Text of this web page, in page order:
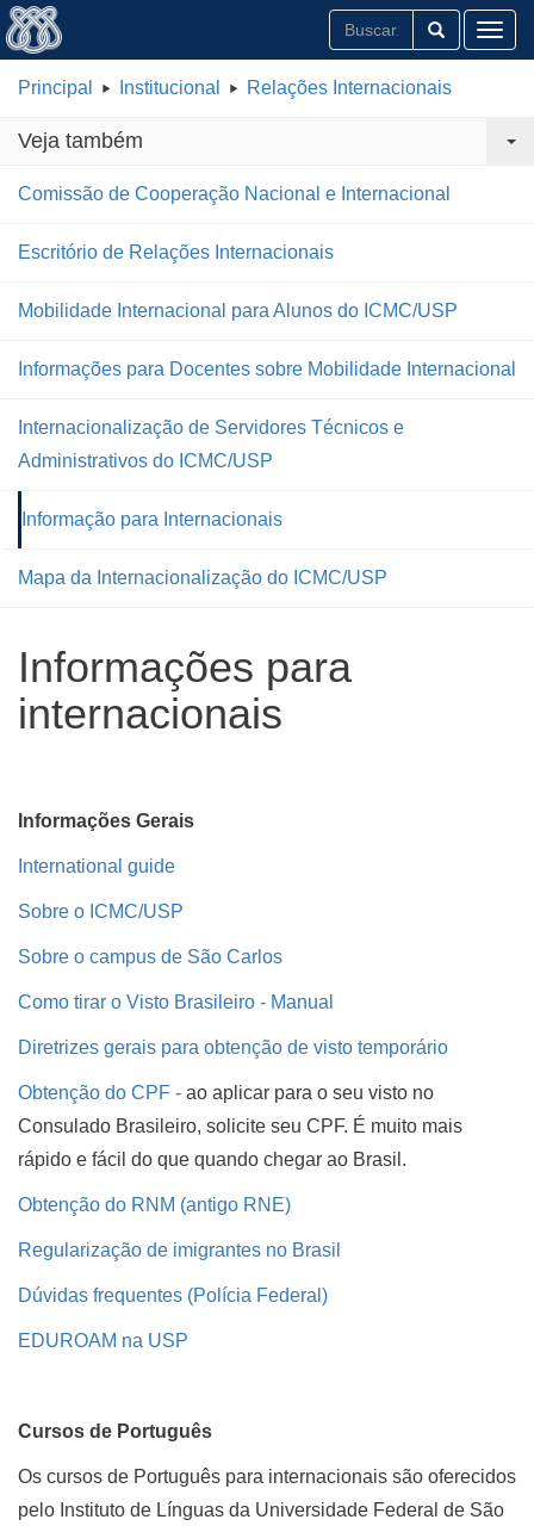
Principal Institucional Relações Internacionais
Veja também
Comissão de Cooperação Nacional e Internacional
Escritório de Relações Internacionais
Mobilidade Internacional para Alunos do ICMC/USP
Informações para Docentes sobre Mobilidade Internacional
Internacionalização de Servidores Técnicos e
Administrativos do ICMC/USP
Informação para Internacionais
Mapa da Internacionalização do ICMC/USP
Informações para
internacionais
Informações Gerais
International guide
Sobre o ICMC/USP
Sobre o campus de São Carlos
Como tirar o Visto Brasileiro - Manual
Diretrizes gerais para obtenção de visto temporário
Obtenção do CPF - ao aplicar para o seu visto no
Consulado Brasileiro, solicite seu CPF. É muito mais
rápido e fácil do que quando chegar ao Brasil.
Obtenção do RNM (antigo RNE)
Regularização de imigrantes no Brasil
Dúvidas frequentes (Polícia Federal)
EDUROAM na USP
Cursos de Português
Os cursos de Português para internacionais são oferecidos
pelo Instituto de Línguas da Universidade Federal de São